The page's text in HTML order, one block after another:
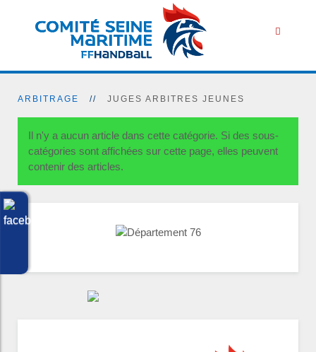
ARBITRAGE JUGES ARBITRES JEUNES
Il n'y a aucun article dans cette catégorie. Si des sous-
catégories sont affichées sur cette page, elles peuvent
contenir des articles.